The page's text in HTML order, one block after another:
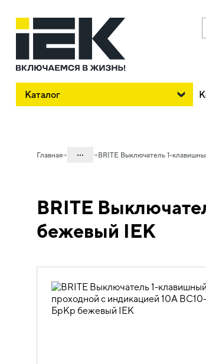
Каталог
Главная ...
06. Изделия электроустановочные,
удлинители и силовые разъемы
06.01 Электроустановочные изделия
BRITE Выключатель 1-
BRITE
бежевый IEK